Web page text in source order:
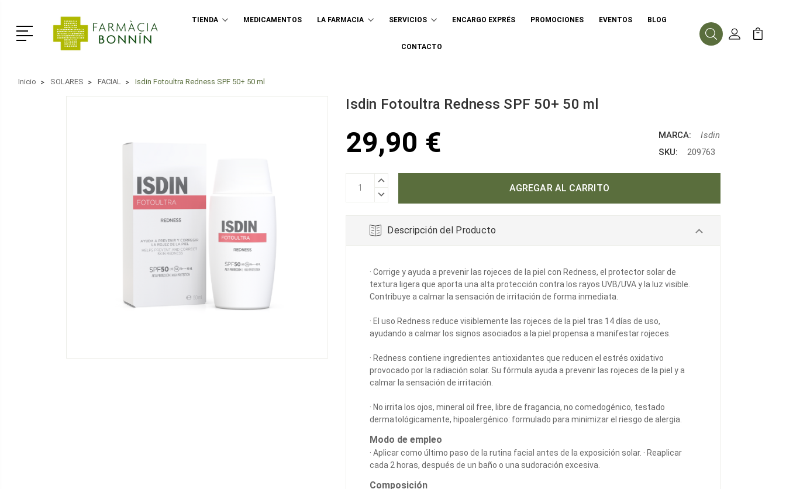
Menú
TIENDA MEDICAMENTOS LA FARMACIA SERVICIOS ENCARGO EXPRÉS PROMOCIONES EVENTOS BLOG
CONTACTO
BuscarMi Cuenta
Mi
Inicio SOLARES FACIAL Isdin Fotoultra Redness SPF 50+ 50 ml
Isdin Fotoultra Redness SPF 50+ 50 ml
29,90 €
AUMENTAR
DISMINUIR
CANTIDAD:
MARCA:
Isdin
SKU:
209763
Descripción del Producto
· Corrige y ayuda a prevenir las rojeces de la piel con Redness, el protector solar de
textura ligera que aporta una alta protección contra los rayos UVB/UVA y la luz visible.
Contribuye a calmar la sensación de irritación de forma inmediata.
· El uso Redness reduce visiblemente las rojeces de la piel tras 14 días de uso,
ayudando a calmar los signos asociados a la piel propensa a manifestar rojeces.
· Redness contiene ingredientes antioxidantes que reducen el estrés oxidativo
provocado por la radiación solar. Su fórmula ayuda a prevenir las rojeces de la piel y a
calmar la sensación de irritación.
· No irrita los ojos, mineral oil free, libre de fragancia, no comedogénico, testado
dermatológicamente, hipoalergénico: formulado para minimizar el riesgo de alergia.
Modo de empleo
· Aplicar como último paso de la rutina facial antes de la exposición solar. · Reaplicar
cada 2 horas, después de un baño o una sudoración excesiva.
Composición